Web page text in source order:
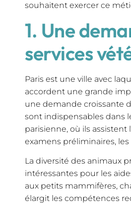
souhaitent exercer ce
1. Une
services
Paris est une ville avec
accordent une grande
une demande croissante
sont indispensables dans
parisienne, où ils assistent
examens préliminaires,
La diversité des animaux
intéressantes pour les
aux petits mammifères,
élargit les compétences